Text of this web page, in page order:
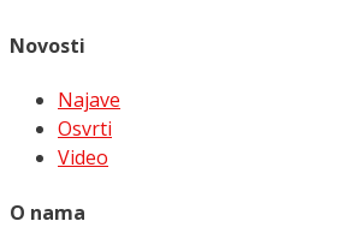
Novosti
Najave
Osvrti
Video
O nama